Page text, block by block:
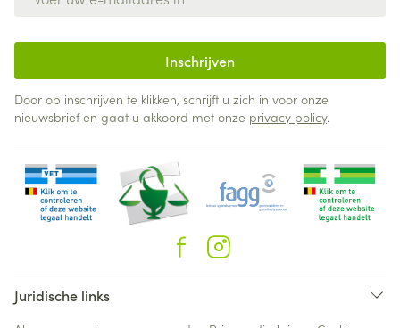
Inschrijven
Door op inschrijven te klikken, schrijft u zich in voor onze
nieuwsbrief en gaat u akkoord met onze privacy policy.
Juridische links